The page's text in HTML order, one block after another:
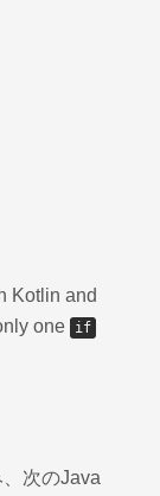
Kotlin and
one
if
、次のJava